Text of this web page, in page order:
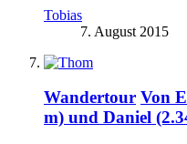
Tobias
7. August 2015
Wandertour Von
m) und Daniel